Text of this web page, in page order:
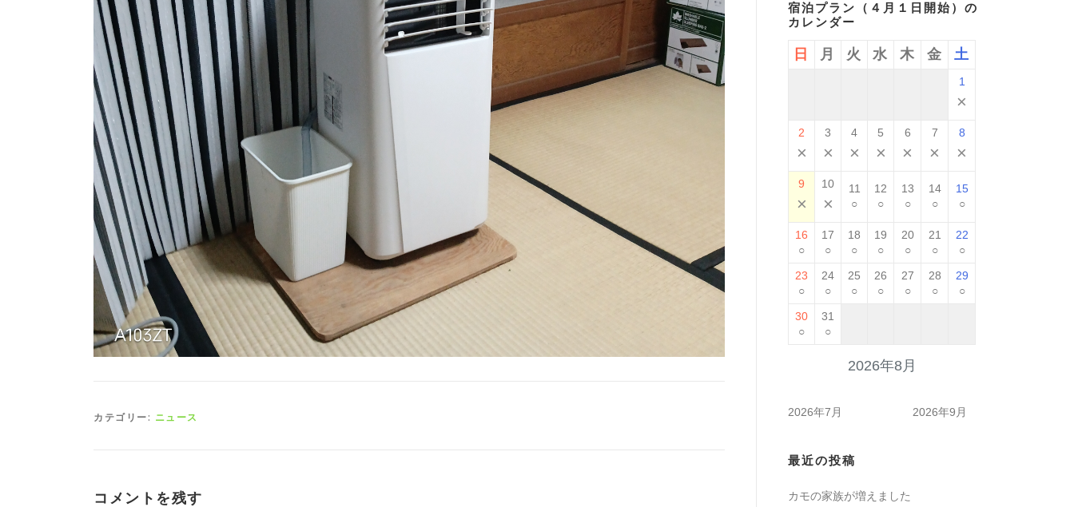
カテゴリー: ニュース
コメントを残す
宿泊プラン（４月１日開始）の
カレンダー
2026年8月
日 月 火 水 木 金 土
1
×
2
×
3
×
4
×
5
×
6
×
7
×
8
×
9
×
10
×
11
○
12
○
13
○
14
○
15
○
16
○
17
○
18
○
19
○
20
○
21
○
22
○
23
○
24
○
25
○
26
○
27
○
28
○
29
○
30
○
31
○
2026年7月 2026年9月
最近の投稿
カモの家族が増えました